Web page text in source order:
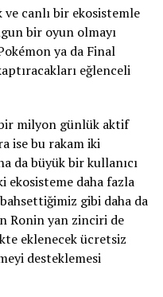
canlı bir ekosistemle
bir oyun olmayı
ya da Final
eğlenceli
milyon günlük aktif
ise bu rakam iki
da büyük bir kullanıcı
ekosisteme daha fazla
gibi daha da
Ronin yan zinciri de
eklenecek ücretsiz
desteklemesi